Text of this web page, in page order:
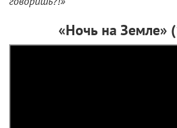
«Ночь на Земле»